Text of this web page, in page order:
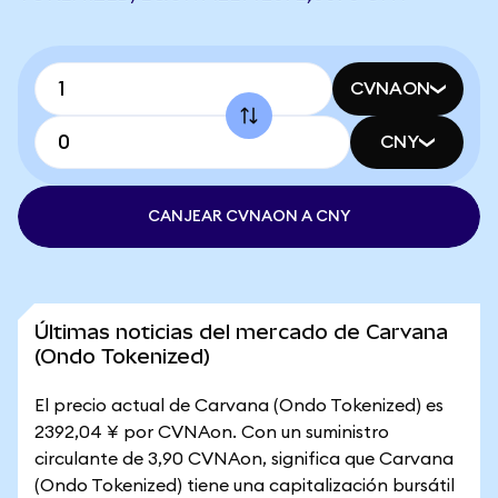
CVNAON
CNY
CANJEAR CVNAON A CNY
Últimas noticias del mercado de Carvana
(Ondo Tokenized)
El precio actual de Carvana (Ondo Tokenized) es
2392,04 ¥ por CVNAon. Con un suministro
circulante de 3,90 CVNAon, significa que Carvana
(Ondo Tokenized) tiene una capitalización bursátil